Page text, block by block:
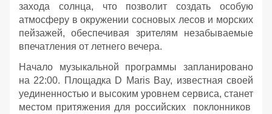
захода солнца, что позволит создать особую
атмосферу в окружении сосновых лесов и морских
пейзажей, обеспечивая зрителям незабываемые
впечатления от летнего вечера.
Начало музыкальной программы запланировано
на 22:00. Площадка D Maris Bay, известная своей
уединенностью и высоким уровнем сервиса, станет
местом притяжения для российских поклонников